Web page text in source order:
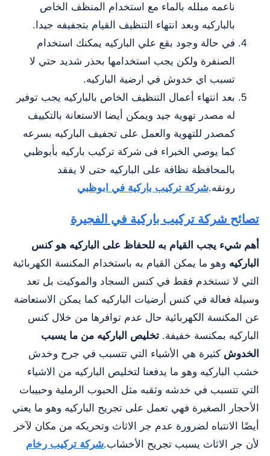
ناعمه مبلله بالماء مع استخدام المنظف الخاص
بالباركيه وبعد انتهاء التنظيف القيام بتجفيفه جيدا.
في حالة وجود بقع علي الباركيه يمكنك استخدام
الصنفرة ولكن يجب استخدامها بحذر شديد حتي لا
تسبب اي خدوش في ارضية الباركيه.
بعد انتهاء أعمال التنظيف الخاص بالباركيه يجب توفير
له مصدر تهوية جيد ويمكن أيضا الاستعانة بالتكييف
كمصدر للتهوية والعمل على تجفيف الباركيه بسرعه
كما يوصي الخبراء فى شركة تركيب باركيه بأبوظبي
بالمحافظة نظافة على الباركيه حتى لا يفقد
رونقه.شركة تركيب باركية في ابوظبي
تصائح شركة تركيب باركية في الفجيرة
أهم شيء يجب القيام به للحفاظ على الباركيه هو كنس
الباركيه وهو ما يمكن القيام به باستخدام المكنسة الكهربائية
التي لا تستخدم فقط في كنس السجاد والموكيت بل تعد
وسيلة فعالة في كنس أرضيات الباركيه كما يمكن الاستعاضة
عن المكنسة الكهربائية حال عدم توافرها من خلال كنس
الباركيه بمكنسة خفيفة. تخليص الباركيه من ما يسبب
الخدوش كثيرة هي الأشياء التي تتسبب في جرح وخدش
خشب الباركيه وهو ما يدفعنا لتخليص الباركيه من الاشياء
التي تتسبب في خدشه وثقبه مثل الحبوب الرملية وحبيبات
الأحجار الصغيرة فهي تعمل على تجريح الباركيه وهو ما يعني
أيضًا الانتباه لضرورة عدم جر الاثاث وتحريكه من مكان لآخر
لأن جر الاثاث يسبب تجريح الأخشاب.شركة تركيب رخام